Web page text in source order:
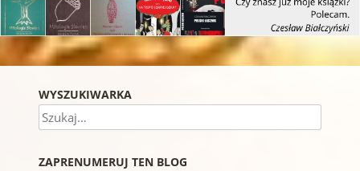
WYSZUKIWARKA
Szukaj
ZAPRENUMERUJ TEN BLOG